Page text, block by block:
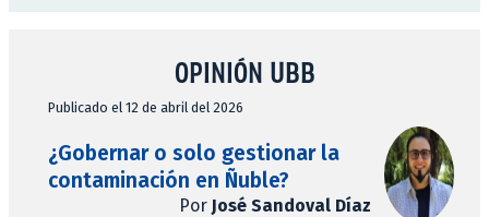
OPINIÓN UBB
Publicado el 12 de abril del 2026
¿Gobernar o solo gestionar la
contaminación en Ñuble?
Por José Sandoval Díaz